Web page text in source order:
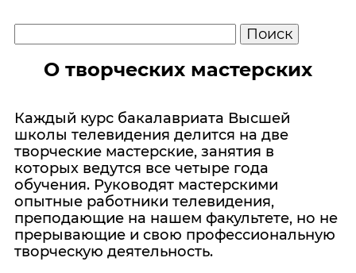
О творческих мастерских
Каждый курс бакалавриата Высшей
школы телевидения делится на две
творческие мастерские, занятия в
которых ведутся все четыре года
обучения. Руководят мастерскими
опытные работники телевидения,
преподающие на нашем факультете, но не
прерывающие и свою профессиональную
творческую деятельность.